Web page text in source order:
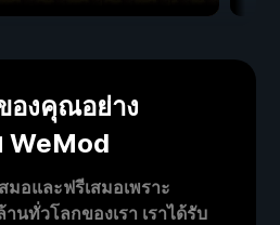
องคุณอย่าง
WeMod
มอและฟรีเสมอเพราะ
นทั่วโลกของเรา เราได้รับ